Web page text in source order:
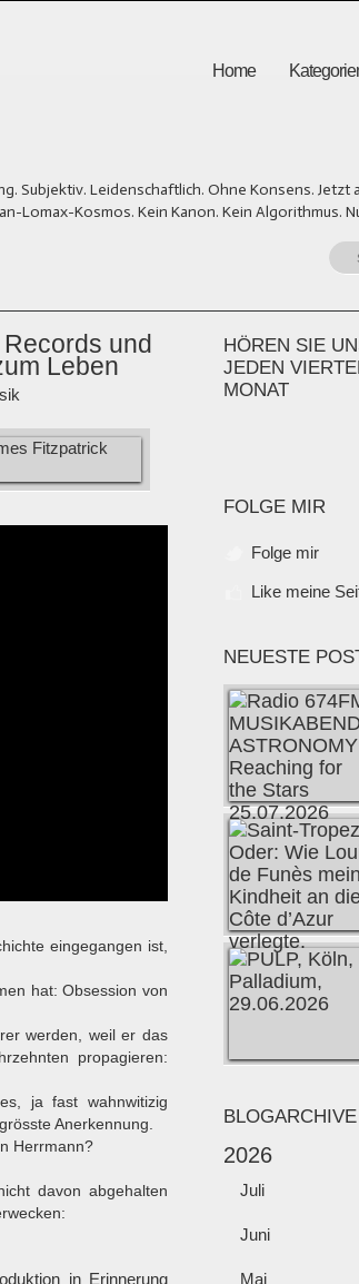
Home
Subjektiv. Leidenschaftlich. Ohne Konsens. Jetzt
Lomax-Kosmos. Kein Kanon. Kein Algorithmus.
und
Leben
eingegangen ist,
hat: Obsession von
werden, weil er das
propagieren:
ja fast wahnwitizig
Anerkennung.
Herrmann?
davon abgehalten
in Erinnerung
HÖREN SIE
JEDEN
MONAT
FOLGE MIR
Folge mir
Like meine
NEUESTE
BLOGARCHIVE
2026
Juli
Juni
Mai